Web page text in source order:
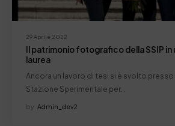
29 Aprile 2022
Il patrimonio fotografico della SSIP in
laurea
Ancora un lavoro di tesi si è svolto
Stazione Sperimentale per…
by Admin_dev2